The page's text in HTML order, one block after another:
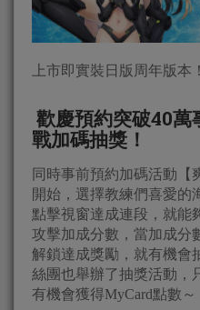
上市即實裝日版周年版本！
歡慶預約突破40萬
戰加碼抽獎！
同時事前預約加碼活動【
開始，選擇教練們喜愛的
點擊視窗達成連段，就能
攻擊加成分數，當加成分
解鎖達成獎勵，就有機會
絲團也舉辦了抽獎活動，
有機會獲得MyCard點數～